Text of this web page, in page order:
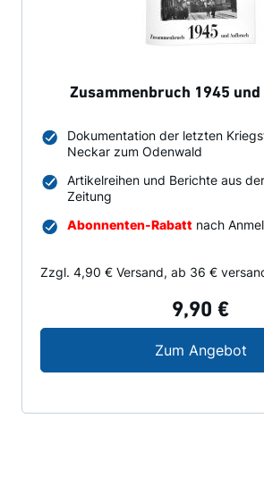
Zusammenbruch 1945
Dokumentation der letzten
Neckar zum Odenwald
Artikelreihen und Berichte aus
Zeitung
Abonnenten-Rabatt nach
Zzgl. 4,90 € Versand, ab 36 €
9,90 €
Zum Angebot